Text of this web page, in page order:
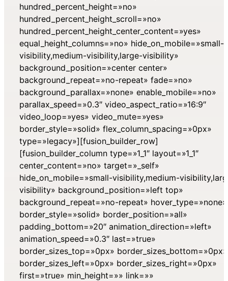
hundred_percent_height=»no»
hundred_percent_height_scroll=»no»
hundred_percent_height_center_content=»yes»
equal_height_columns=»no» hide_on_mobile=»small-
visibility,medium-visibility,large-visibility»
background_position=»center center»
background_repeat=»no-repeat» fade=»no»
background_parallax=»none» enable_mobile=»no»
parallax_speed=»0.3″ video_aspect_ratio=»16:9″
video_loop=»yes» video_mute=»yes»
border_style=»solid» flex_column_spacing=»0px»
type=»legacy»][fusion_builder_row]
[fusion_builder_column type=»1_1″ layout=»1_1″
center_content=»no» target=»_self»
hide_on_mobile=»small-visibility,medium-
visibility» background_position=»left top»
background_repeat=»no-repeat» hover_type=»none»
border_style=»solid» border_position=»all»
padding_bottom=»20″ animation_direction=»left»
animation_speed=»0.3″ last=»true»
border_sizes_top=»0px» border_sizes_bottom=»0px»
border_sizes_left=»0px» border_sizes_right=»0px»
first=»true» min_height=»» link=»»